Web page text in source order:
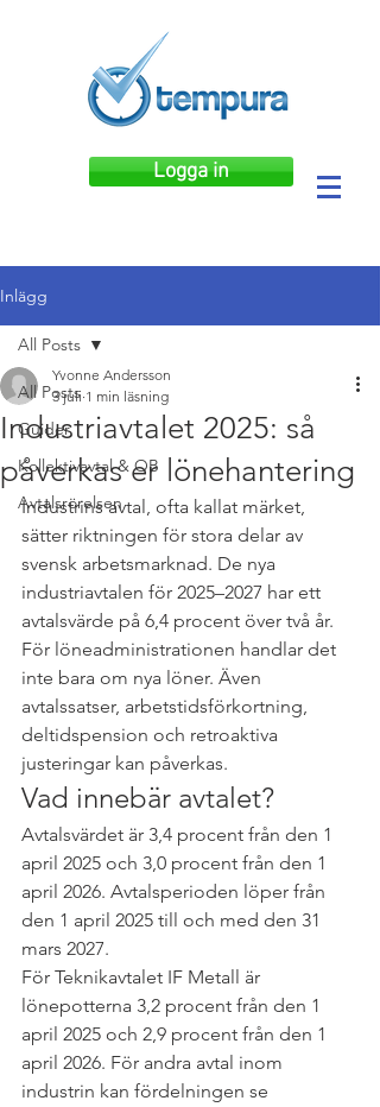
Logga in
Inlägg
All Posts
Guider
Kollektivavtal & OB
Avtalsrörelsen
All Posts
Industriavtalet 2025: så
påverkas er lönehantering
Yvonne Andersson
3 juli 1 min läsning
Industrins avtal, ofta kallat märket,
sätter riktningen för stora delar av
svensk arbetsmarknad. De nya
industriavtalen för 2025–2027 har ett
avtalsvärde på 6,4 procent över två år.
För löneadministrationen handlar det
inte bara om nya löner. Även
avtalssatser, arbetstidsförkortning,
deltidspension och retroaktiva
justeringar kan påverkas.
Vad innebär avtalet?
Avtalsvärdet är 3,4 procent från den 1
april 2025 och 3,0 procent från den 1
april 2026. Avtalsperioden löper från
den 1 april 2025 till och med den 31
mars 2027.
För Teknikavtalet IF Metall är
lönepotterna 3,2 procent från den 1
april 2025 och 2,9 procent från den 1
april 2026. För andra avtal inom
industrin kan fördelningen se